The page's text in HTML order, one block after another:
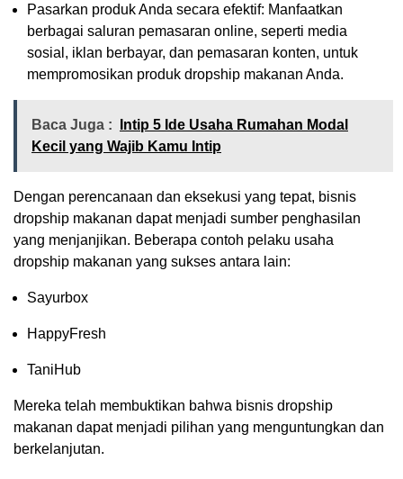
Pasarkan produk Anda secara efektif: Manfaatkan
berbagai saluran pemasaran online, seperti media
sosial, iklan berbayar, dan pemasaran konten, untuk
mempromosikan produk dropship makanan Anda.
Baca Juga :
Intip 5 Ide Usaha Rumahan Modal
Kecil yang Wajib Kamu Intip
Dengan perencanaan dan eksekusi yang tepat, bisnis
dropship makanan dapat menjadi sumber penghasilan
yang menjanjikan. Beberapa contoh pelaku usaha
dropship makanan yang sukses antara lain:
Sayurbox
HappyFresh
TaniHub
Mereka telah membuktikan bahwa bisnis dropship
makanan dapat menjadi pilihan yang menguntungkan dan
berkelanjutan.